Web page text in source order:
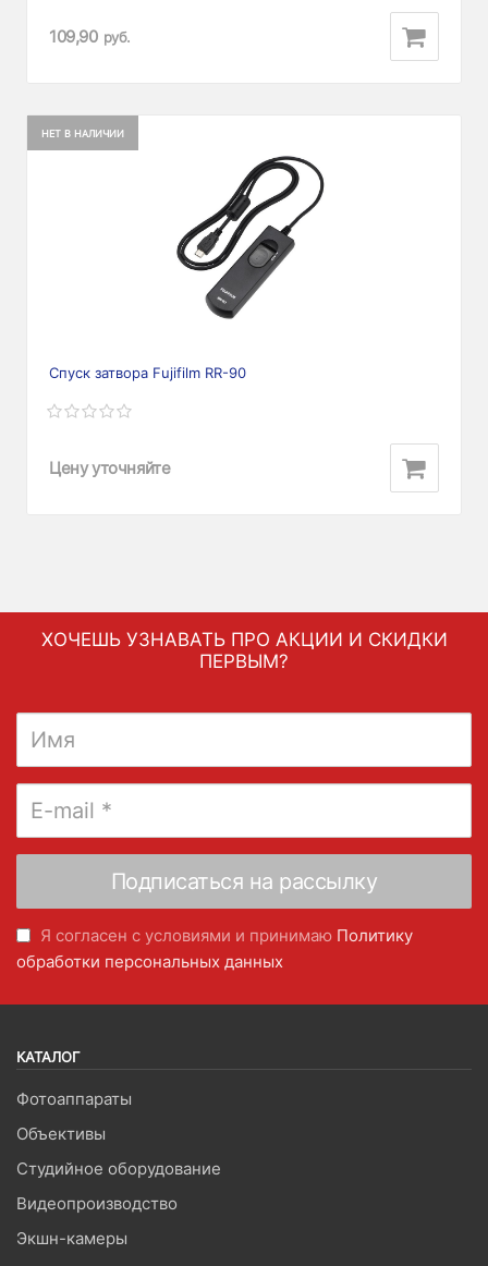
109,90 руб.
НЕТ В НАЛИЧИИ
Спуск затвора Fujifilm RR-90
Цену уточняйте
ХОЧЕШЬ УЗНАВАТЬ ПРО АКЦИИ И СКИДКИ
ПЕРВЫМ?
Я согласен с условиями и принимаю Политику
обработки персональных данных
КАТАЛОГ
Фотоаппараты
Объективы
Студийное оборудование
Видеопроизводство
Экшн-камеры